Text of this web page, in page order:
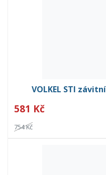
VOLKEL STI
581 Kč
754 Kč